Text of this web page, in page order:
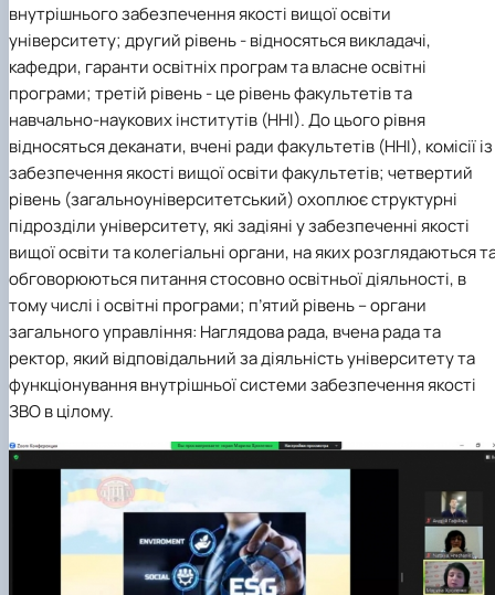
внутрішнього забезпечення якості вищої освіти
університету; другий рівень - відносяться викладачі,
кафедри, гаранти освітніх програм та власне освітні
програми; третій рівень - це рівень факультетів та
навчально-наукових інститутів (ННІ). До цього рівня
відносяться деканати, вчені ради факультетів (ННІ), комісії із
забезпечення якості вищої освіти факультетів; четвертий
рівень (загальноуніверситетський) охоплює структурні
підрозділи університету, які задіяні у забезпеченні якості
вищої освіти та колегіальні органи, на яких розглядаються
обговорюються питання стосовно освітньої діяльності, в
тому числі і освітні програми; п’ятий рівень – органи
загального управління: Наглядова рада, вчена рада та
ректор, який відповідальний за діяльність університету та
функціонування внутрішньої системи забезпечення якості
ЗВО в цілому.